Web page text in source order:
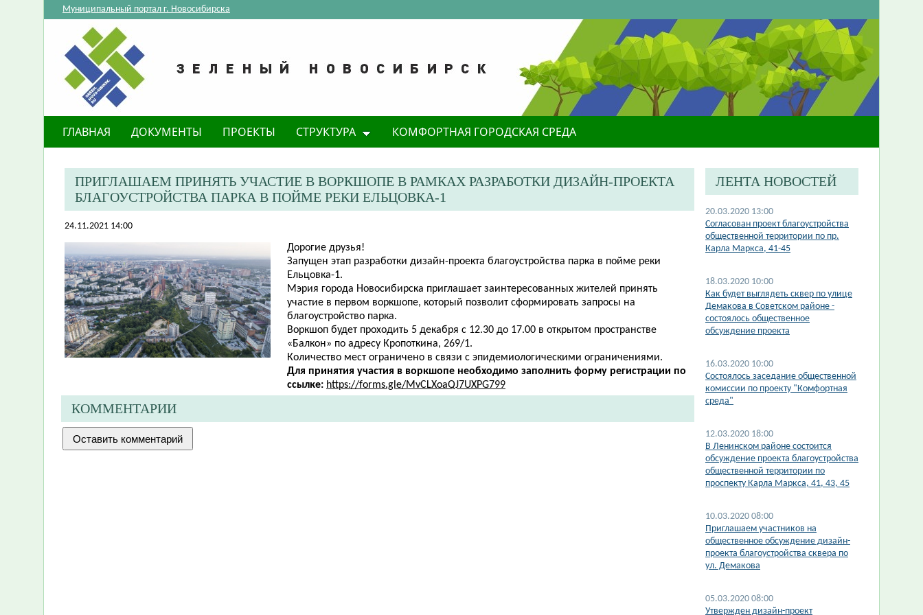
Муниципальный портал г. Новосибирска
ГЛАВНАЯ ДОКУМЕНТЫ ПРОЕКТЫ СТРУКТУРА КОМФОРТНАЯ ГОРОДСКАЯ СРЕДА
ПРИГЛАШАЕМ ПРИНЯТЬ УЧАСТИЕ В ВОРКШОПЕ В РАМКАХ РАЗРАБОТКИ ДИЗАЙН-ПРОЕКТА
БЛАГОУСТРОЙСТВА ПАРКА В ПОЙМЕ РЕКИ ЕЛЬЦОВКА-1
24.11.2021 14:00
Дорогие друзья!
Запущен этап разработки дизайн-проекта благоустройства парка в пойме реки
Ельцовка-1.
Мэрия города Новосибирска приглашает заинтересованных жителей принять
участие в первом воркшопе, который позволит сформировать запросы на
благоустройство парка.
Воркшоп будет проходить 5 декабря с 12.30 до 17.00 в открытом пространстве
«Балкон» по адресу ​Кропоткина, 269/1.
Количество мест ограничено в связи с эпидемиологическими ограничениями.
Для принятия участия в воркшопе необходимо заполнить форму регистрации по
ссылке: https://forms.gle/MvCLXoaQJ7UXPG799
КОММЕНТАРИИ
ЛЕНТА НОВОСТЕЙ
20.03.2020 13:00
Согласован проект благоустройства
общественной территории по пр.
Карла Маркса, 41-45
18.03.2020 10:00
Как будет выглядеть сквер по улице
Демакова в Советском районе -
состоялось общественное
обсуждение проекта
16.03.2020 10:00
Состоялось заседание общественной
комиссии по проекту "Комфортная
среда"
12.03.2020 18:00
В Ленинском районе состоится
обсуждение проекта благоустройства
общественной территории по
проспекту Карла Маркса, 41, 43, 45
10.03.2020 08:00
Приглашаем участников на
общественное обсуждение дизайн-
проекта благоустройства сквера по
ул. Демакова
05.03.2020 08:00
Утвержден дизайн-проект